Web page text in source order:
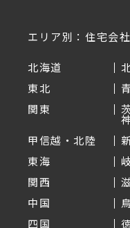
エリア別：住宅会
北海道
東北
関東
甲信越・北陸
東海
関西
中国
四国